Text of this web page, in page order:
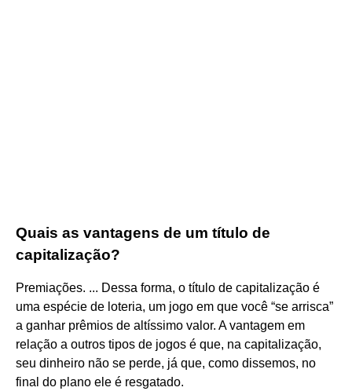
Quais as vantagens de um título de
capitalização?
Premiações. ... Dessa forma, o título de capitalização é
uma espécie de loteria, um jogo em que você “se arrisca”
a ganhar prêmios de altíssimo valor. A vantagem em
relação a outros tipos de jogos é que, na capitalização,
seu dinheiro não se perde, já que, como dissemos, no
final do plano ele é resgatado.